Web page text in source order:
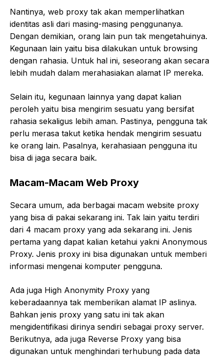
Nantinya, web proxy tak akan memperlihatkan
identitas asli dari masing-masing penggunanya.
Dengan demikian, orang lain pun tak mengetahuinya.
Kegunaan lain yaitu bisa dilakukan untuk browsing
dengan rahasia. Untuk hal ini, seseorang akan secara
lebih mudah dalam merahasiakan alamat IP mereka.
Selain itu, kegunaan lainnya yang dapat kalian
peroleh yaitu bisa mengirim sesuatu yang bersifat
rahasia sekaligus lebih aman. Pastinya, pengguna tak
perlu merasa takut ketika hendak mengirim sesuatu
ke orang lain. Pasalnya, kerahasiaan pengguna itu
bisa di jaga secara baik.
Macam-Macam Web Proxy
Secara umum, ada berbagai macam website proxy
yang bisa di pakai sekarang ini. Tak lain yaitu terdiri
dari 4 macam proxy yang ada sekarang ini. Jenis
pertama yang dapat kalian ketahui yakni Anonymous
Proxy. Jenis proxy ini bisa digunakan untuk memberi
informasi mengenai komputer pengguna.
Ada juga High Anonymity Proxy yang
keberadaannya tak memberikan alamat IP aslinya.
Bahkan jenis proxy yang satu ini tak akan
mengidentifikasi dirinya sendiri sebagai proxy server.
Berikutnya, ada juga Reverse Proxy yang bisa
digunakan untuk menghindari terhubung pada data